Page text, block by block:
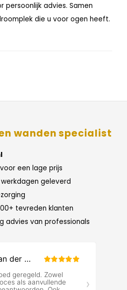
persoonlijk advies. Samen
die u voor ogen heeft.
wanden specialist
een lage prijs
werkdagen geleverd
tevreden klanten
advies van professionals